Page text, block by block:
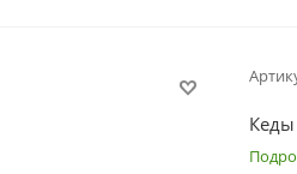
Кеды